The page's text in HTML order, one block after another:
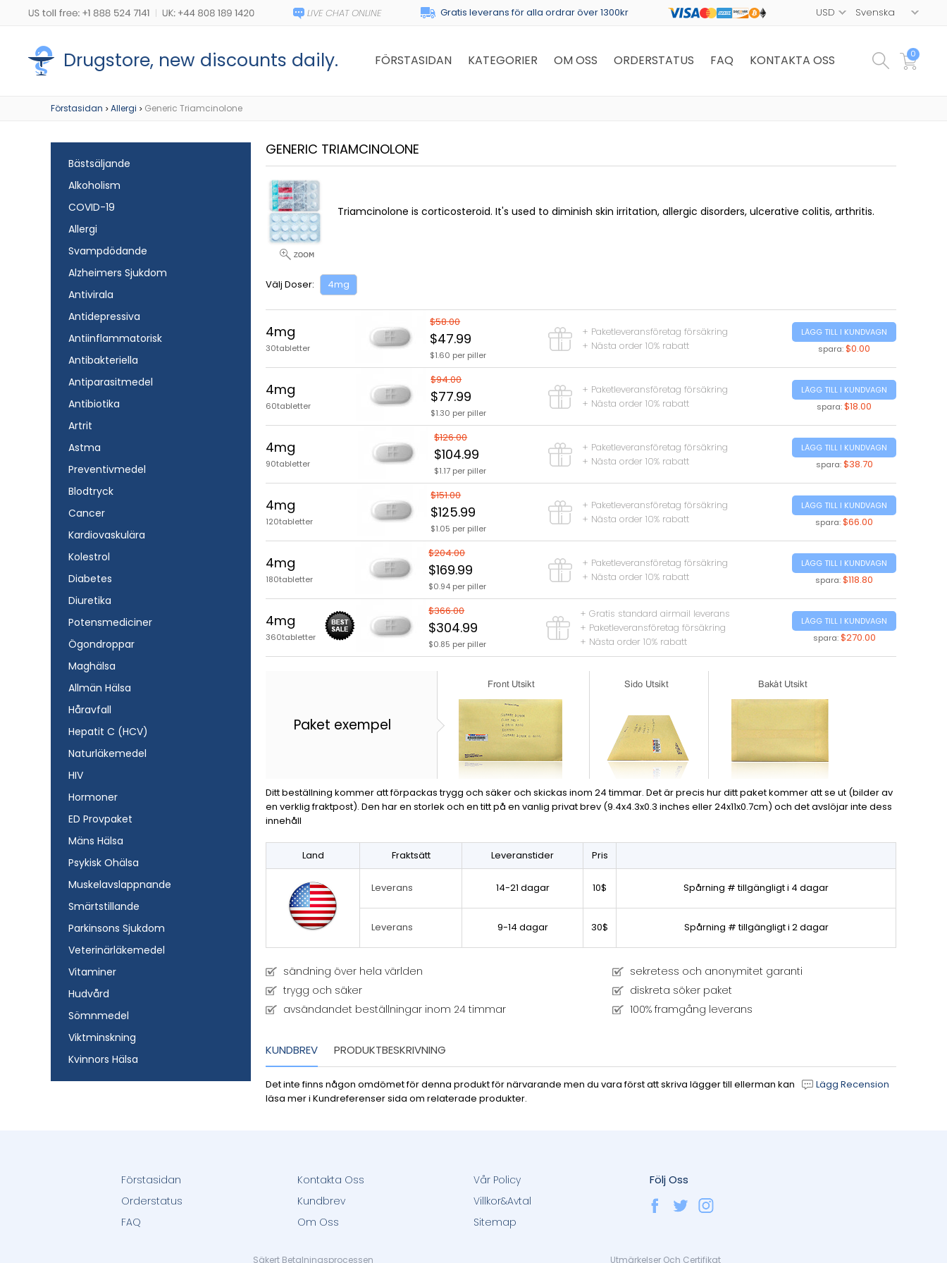
Gratis leverans för alla ordrar över 1300kr
Drugstore, new discounts daily. FÖRSTASIDAN KATEGORIER OM OSS ORDERSTATUS FAQ KONTAKTA OSS 0
Förstasidan > Allergi > Generic Triamcinolone
Bästsäljande
Alkoholism
COVID-19
Allergi
Svampdödande
Alzheimers Sjukdom
Antivirala
Antidepressiva
Antiinflammatorisk
Antibakteriella
Antiparasitmedel
Antibiotika
Artrit
Astma
Preventivmedel
Blodtryck
Cancer
Kardiovaskulära
Kolestrol
Diabetes
Diuretika
Potensmediciner
Ögondroppar
Maghälsa
Allmän Hälsa
Håravfall
Hepatit C (HCV)
Naturläkemedel
HIV
Hormoner
ED Provpaket
Mäns Hälsa
Psykisk Ohälsa
Muskelavslappnande
Smärtstillande
Parkinsons Sjukdom
Veterinärläkemedel
Vitaminer
Hudvård
Sömnmedel
Viktminskning
Kvinnors Hälsa
GENERIC TRIAMCINOLONE
Triamcinolone is corticosteroid. It's used to diminish skin irritation, allergic disorders, ulcerative colitis, arthritis.
Välj Doser: 4mg
4mg
30tabletter
$58.00
$47.99
$1.60 per piller
+ Paketleveransföretag försäkring
+ Nästa order 10% rabatt
LÄGG TILL I KUNDVAGN
spara:$0.00
4mg
60tabletter
$94.00
$77.99
$1.30 per piller
+ Paketleveransföretag försäkring
+ Nästa order 10% rabatt
LÄGG TILL I KUNDVAGN
spara:$18.00
4mg
90tabletter
$126.00
$104.99
$1.17 per piller
+ Paketleveransföretag försäkring
+ Nästa order 10% rabatt
LÄGG TILL I KUNDVAGN
spara: $38.70
4mg
120tabletter
$151.00
$125.99
$1.05 per piller
+ Paketleveransföretag försäkring
+ Nästa order 10% rabatt
LÄGG TILL I KUNDVAGN
spara:$66.00
4mg
180tabletter
$204.00
$169.99
$0.94 per piller
+ Paketleveransföretag försäkring
+ Nästa order 10% rabatt
LÄGG TILL I KUNDVAGN
spara:$118.80
4mg
360tabletter
$366.00
$304.99
$0.85 per piller
+ Gratis standard airmail leverans
+ Paketleveransföretag försäkring
+ Nästa order 10% rabatt
LÄGG TILL I KUNDVAGN
spara: $270.00
Paket exempel
Ditt beställning kommer att förpackas trygg och säker och skickas inom 24 timmar. Det är precis hur ditt paket kommer att se ut (bilder av
en verklig fraktpost). Den har en storlek och en titt på en vanlig privat brev (9.4x4.3x0.3 inches eller 24x11x0.7cm) och det avslöjar inte dess
innehåll
Land Fraktsätt Leveranstider Pris
Leverans 14-21 dagar 10$ Spårning # tillgängligt i 4 dagar
Leverans 9-14 dagar 30$ Spårning # tillgängligt i 2 dagar
sändning över hela världen
trygg och säker
avsändandet beställningar inom 24 timmar
sekretess och anonymitet garanti
diskreta söker paket
100% framgång leverans
KUNDBREV PRODUKTBESKRIVNING
Det inte finns någon omdömet för denna produkt för närvarande men du vara först att skriva lägger till ellerman kan
läsa mer i Kundreferenser sida om relaterade produkter.
Lägg Recension
Förstasidan
Orderstatus
FAQ
Kontakta Oss
Kundbrev
Om Oss
Vår Policy
Villkor&Avtal
Sitemap
Följ Oss
Säkert Betalningsprocessen Utmärkelser Och Certifikat